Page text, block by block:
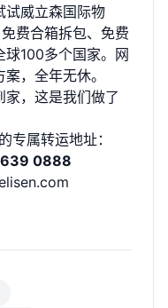
试威立森国际物
费合箱拆包、免费
100多个国家。网
，全年无休。
家，这是我们做了
专属转运地址：
0888